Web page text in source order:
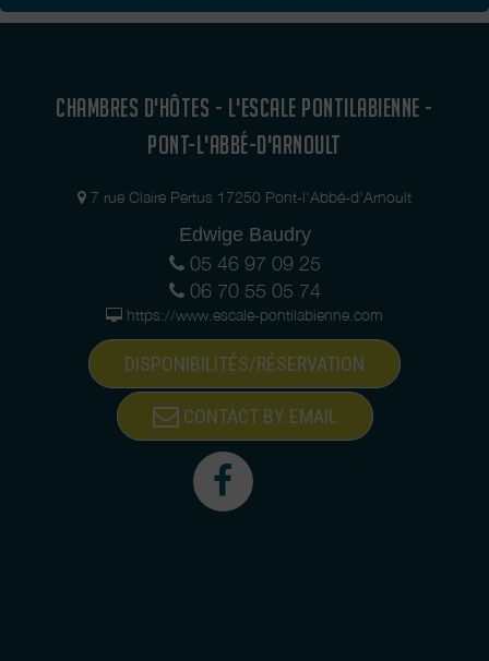
CHAMBRES D'HÔTES - L'ESCALE PONTILABIENNE -
PONT-L'ABBÉ-D'ARNOULT
7 rue Claire Pertus 17250 Pont-l'Abbé-d'Arnoult
Edwige Baudry
05 46 97 09 25
06 70 55 05 74
https://www.escale-pontilabienne.com
DISPONIBILITÉS/RÉSERVATION
CONTACT BY EMAIL